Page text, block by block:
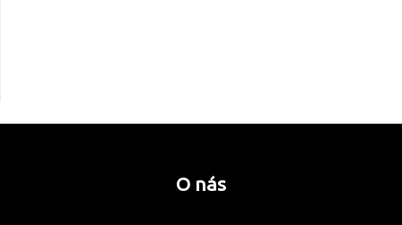
O nás